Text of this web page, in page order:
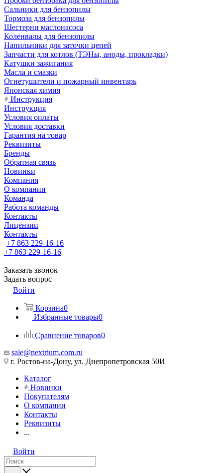
Сальники для бензопилы
Тормоза для бензопилы
Шестерни маслонасоса
Коленвалы для бензопилы
Напильники для заточки цепей
Запчасти для котлов (ТЭНы, аноды, прокладки)
Катушки зажигания
Масла и смазки
Огнетушители и пожарный инвентарь
Японская химия
Инструкция
Инструкция
Условия оплаты
Условия доставки
Гарантия на товар
Реквизиты
Бренды
Обратная связь
Новинки
Компания
О компании
Команда
Работа команды
Контакты
Лицензии
Контакты
+7 863 229-16-16
+7 863 229-16-16
Заказать звонок
Задать вопрос
Войти
Корзина0
Избранные товары0
Сравнение товаров0
sale@nextrium.com.ru
г. Ростов-на-Дону, ул. Днепропетровская 50И
Каталог
Новинки
Покупателям
О компании
Контакты
Реквизиты
...
Войти